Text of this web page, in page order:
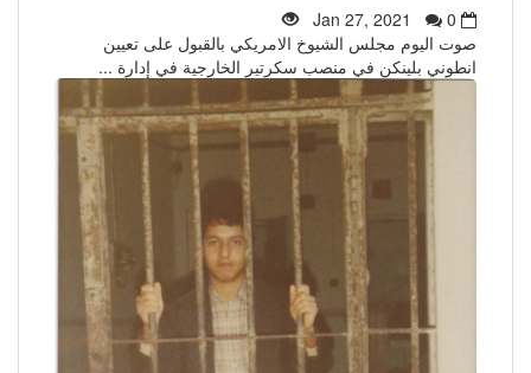
Jan 27, 2021
0
صوت اليوم مجلس الشيوخ الامريكي بالقبول على تعيين
انطوني بلينكن في منصب سكرتير الخارجية في إدارة ...